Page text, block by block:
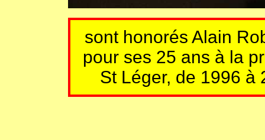
sont honorés Alain
pour ses 25 ans à la
St Léger, de 1996 à